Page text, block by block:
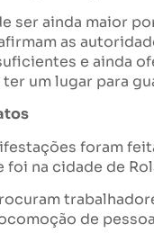
ser ainda maior
as
e ainda
ter um lugar para
foram
na cidade de
de